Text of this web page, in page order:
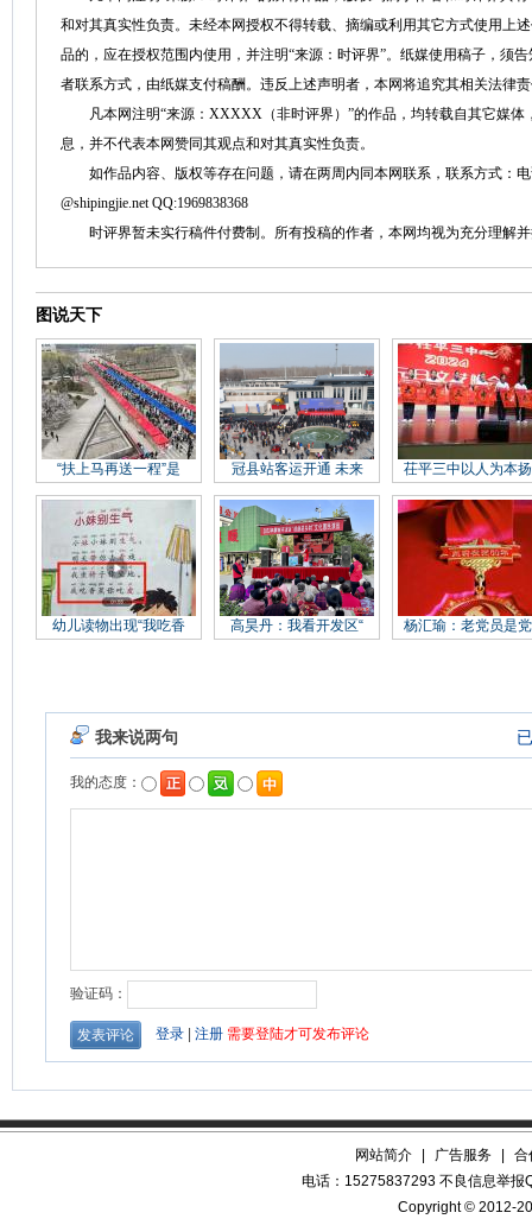
和对其真实性负责。未经本网授权不得转载、摘编或利用其它方式使用上
品的，应在授权范围内使用，并注明“来源：时评界”。纸媒使用稿子，须
者联系方式，由纸媒支付稿酬。违反上述声明者，本网将追究其相关法律
凡本网注明“来源：XXXXX（非时评界）”的作品，均转载自其它媒体
息，并不代表本网赞同其观点和对其真实性负责。
如作品内容、版权等存在问题，请在两周内同本网联系，联系方式：电
@shipingjie.net QQ:1969838368
时评界暂未实行稿件付费制。所有投稿的作者，本网均视为充分理解并
图说天下
“扶上马再送一程”是 冠县站客运开通 未来 茌平三中以人为本
幼儿读物出现“我吃香 高昊丹：我看开发区“ 杨汇瑜：老党员是
网站简介 广告服务
合
电话：15275837293 不良信息举
Copyright © 2012-